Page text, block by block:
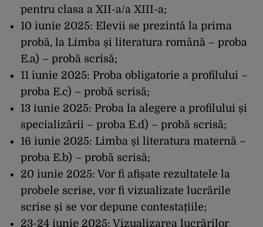
pentru clasa a XII-a/a XIII-a;
10 iunie 2025: Elevii se prezintă la prima
probă, la Limba și literatura română – proba
E.a) – probă scrisă;
11 iunie 2025: Proba obligatorie a profilului –
proba E.c) – probă scrisă;
13 iunie 2025: Proba la alegere a profilului și
specializării – proba E.d) – probă scrisă;
16 iunie 2025: Limba și literatura maternă –
proba E.b) – probă scrisă;
20 iunie 2025: Vor fi afișate rezultatele la
probele scrise, vor fi vizualizate lucrările
scrise și se vor depune contestațiile;
23-24 iunie 2025: Vizualizarea lucrărilor